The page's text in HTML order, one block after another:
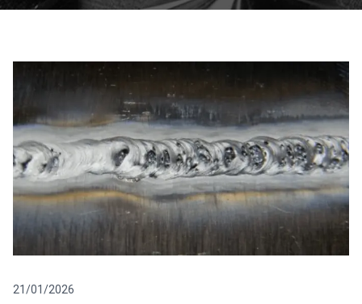
Catálogos
21/01/2026